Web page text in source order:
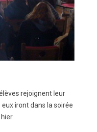
rejoignent leur
eux iront dans la soirée